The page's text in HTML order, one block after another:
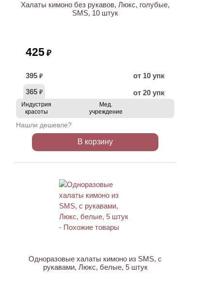
Халаты кимоно без рукавов, Люкс, голубые,
SMS, 10 штук
425 ₽
395 ₽
от 10 упк
365 ₽ от 20 упк
Индустрия
красоты
Мед.
учреждение
Нашли дешевле?
В корзину
Одноразовые халаты кимоно из SMS, с
рукавами, Люкс, белые, 5 штук